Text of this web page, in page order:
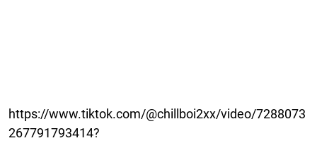
https://www.tiktok.com/@chillboi2xx/video/7288073
267791793414?